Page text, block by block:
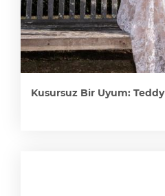
Kusursuz Bir Uyum: Teddy